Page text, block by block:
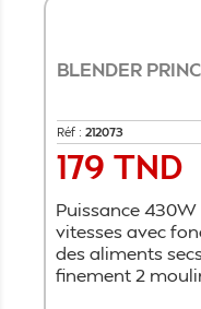
BLENDER
Réf : 212073
Prix
179 TND
Puissance 430W
vitesses avec
des aliments
finement 2